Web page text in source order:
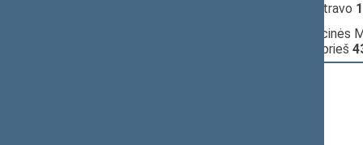
(užsiregistravo
dėl opozicinės
, prieš